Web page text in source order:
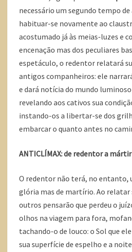
necessário um segundo tempo
habituar-se novamente ao
acostumado já às meias-luzes e
encenação mas dos peculiares
espetáculo, o redentor relatará
antigos companheiros: ele
e dará notícia do mundo
revelando aos cativos sua
instando-os a libertar-se dos
embarcar o quanto antes no
ANTICLÍMAX: de redentor a mártir
O redentor não terá, no entanto,
glória mas de martírio. Ao relatar
outros pensarão que perdeu o
olhos na viagem para fora,
tachando-o de louco: o Sol que ele
sua superfície de espelho e a